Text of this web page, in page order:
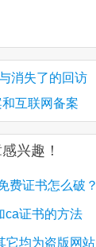
消失了的回访
互联网备案
兴趣！
费证书怎么破？
ca证书的方法
它均为盗版网站